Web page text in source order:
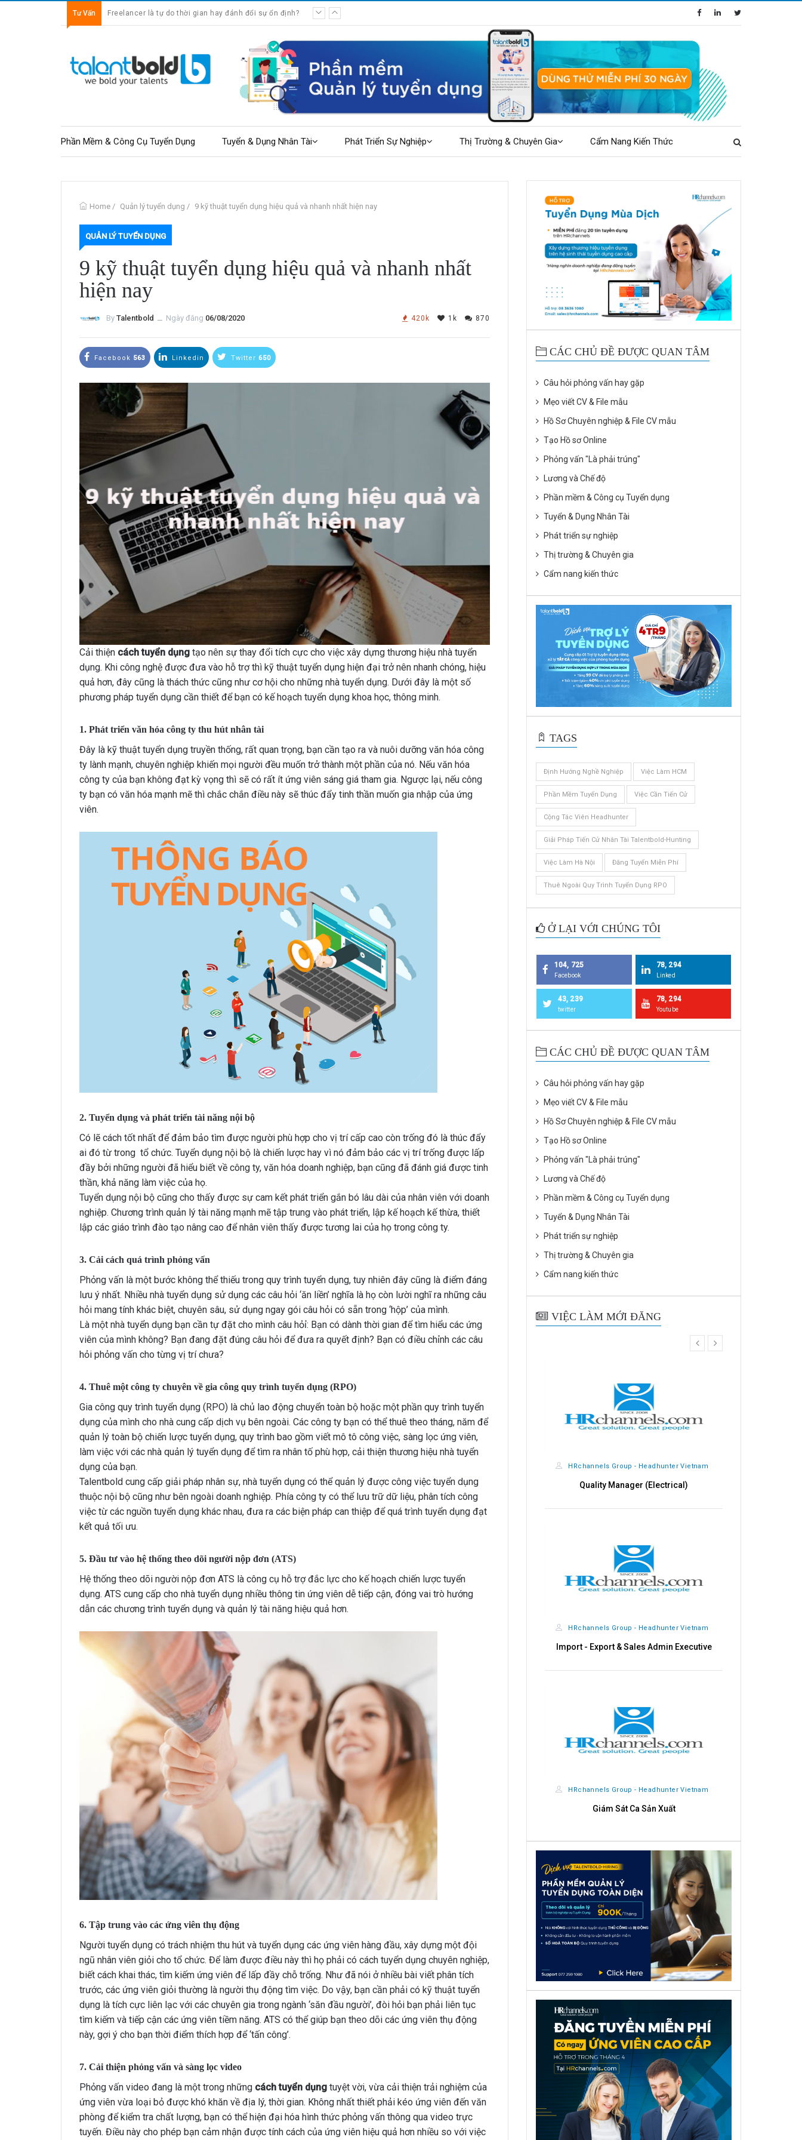
Tư Vấn Gig Economy và Freelancer: Sự thay đổi của thế giới việc làm
Phần Mềm & Công Cụ Tuyển Dụng Tuyển & Dụng Nhân Tài Phát Triển Sự Nghiệp Thị Trường & Chuyên Gia Cẩm Nang Kiến Thức
Home / Quản lý tuyển dụng / 9 kỹ thuật tuyển dụng hiệu quả và nhanh nhất hiện nay
QUẢN LÝ TUYỂN DỤNG
9 kỹ thuật tuyển dụng hiệu quả và nhanh nhất
hiện nay
By Talentbold ــ Ngày đăng 06/08/2020 420k 1k 870
Facebook 563 Linkedin Twitter 650
Cải thiện cách tuyển dụng tạo nên sự thay đổi tích cực cho việc xây dựng thương hiệu nhà tuyển
dụng. Khi công nghệ được đưa vào hỗ trợ thì kỹ thuật tuyển dụng hiện đại trở nên nhanh chóng, hiệu
quả hơn, đây cũng là thách thức cũng như cơ hội cho những nhà tuyển dụng. Dưới đây là một số
phương pháp tuyển dụng cần thiết để bạn có kế hoạch tuyển dụng khoa học, thông minh.
1. Phát triển văn hóa công ty thu hút nhân tài
Đây là kỹ thuật tuyển dụng truyền thống, rất quan trọng, bạn cần tạo ra và nuôi dưỡng văn hóa công
ty lành mạnh, chuyên nghiệp khiến mọi người đều muốn trở thành một phần của nó. Nếu văn hóa
công ty của bạn không đạt kỳ vọng thì sẽ có rất ít ứng viên sáng giá tham gia. Ngược lại, nếu công
ty bạn có văn hóa mạnh mẽ thì chắc chắn điều này sẽ thúc đẩy tinh thần muốn gia nhập của ứng
viên.
2. Tuyển dụng và phát triển tài năng nội bộ
Có lẽ cách tốt nhất để đảm bảo tìm được người phù hợp cho vị trí cấp cao còn trống đó là thúc đẩy
ai đó từ trong tổ chức. Tuyển dụng nội bộ là chiến lược hay vì nó đảm bảo các vị trí trống được lấp
đầy bởi những người đã hiểu biết về công ty, văn hóa doanh nghiệp, bạn cũng đã đánh giá được tinh
thần, khả năng làm việc của họ.
Tuyển dụng nội bộ cũng cho thấy được sự cam kết phát triển gắn bó lâu dài của nhân viên với doanh
nghiệp. Chương trình quản lý tài năng mạnh mẽ tập trung vào phát triển, lập kế hoạch kế thừa, thiết
lập các giáo trình đào tạo nâng cao để nhân viên thấy được tương lai của họ trong công ty.
3. Cải cách quá trình phỏng vấn
Phỏng vấn là một bước không thể thiếu trong quy trình tuyển dụng, tuy nhiên đây cũng là điểm đáng
lưu ý nhất. Nhiều nhà tuyển dụng sử dụng các câu hỏi ‘ăn liền’ nghĩa là họ còn lười nghĩ ra những câu
hỏi mang tính khác biệt, chuyên sâu, sử dụng ngay gói câu hỏi có sẵn trong ‘hộp’ của mình.
Là một nhà tuyển dụng bạn cần tự đặt cho mình câu hỏỉ: Bạn có dành thời gian để tìm hiểu các ứng
viên của mình không? Bạn đang đặt đúng câu hỏi để đưa ra quyết định? Bạn có điều chỉnh các câu
hỏi phỏng vấn cho từng vị trí chưa?
4. Thuê một công ty chuyên về gia công quy trình tuyển dụng (RPO)
Gia công quy trình tuyển dụng (RPO) là chủ lao động chuyển toàn bộ hoặc một phần quy trình tuyển
dụng của mình cho nhà cung cấp dịch vụ bên ngoài. Các công ty bạn có thể thuê theo tháng, năm để
quản lý toàn bộ chiến lược tuyển dụng, quy trình bao gồm viết mô tô công việc, sàng lọc ứng viên,
làm việc với các nhà quản lý tuyển dụng để tìm ra nhân tố phù hợp, cải thiện thương hiệu nhà tuyển
dụng của bạn.
Talentbold cung cấp giải pháp nhân sự, nhà tuyển dụng có thể quản lý được công việc tuyển dụng
thuộc nội bộ cũng như bên ngoài doanh nghiệp. Phía công ty có thể lưu trữ dữ liệu, phân tích công
việc từ các nguồn tuyển dụng khác nhau, đưa ra các biện pháp can thiệp để quá trình tuyển dụng đạt
kết quả tối ưu.
5. Đầu tư vào hệ thống theo dõi người nộp đơn (ATS)
Hệ thống theo dõi người nộp đơn ATS là công cụ hỗ trợ đắc lực cho kế hoạch chiến lược tuyển
dụng. ATS cung cấp cho nhà tuyển dụng nhiều thông tin ứng viên dễ tiếp cận, đóng vai trò hướng
dẫn các chương trình tuyển dụng và quản lý tài năng hiệu quả hơn.
6. Tập trung vào các ứng viên thụ động
Người tuyển dụng có trách nhiệm thu hút và tuyển dụng các ứng viên hàng đầu, xây dựng một đội
ngũ nhân viên giỏi cho tổ chức. Để làm được điều này thì họ phải có cách tuyển dụng chuyên nghiệp,
biết cách khai thác, tìm kiếm ứng viên để lấp đầy chỗ trống. Như đã nói ở nhiều bài viết phân tích
trước, các ứng viên giỏi thường là người thụ động tìm việc. Do vậy, bạn cần phải có kỹ thuật tuyển
dụng là tích cực liên lạc với các chuyên gia trong ngành ‘săn đầu người’, đòi hỏi bạn phải liên tục
tìm kiếm và tiếp cận các ứng viên tiềm năng. ATS có thể giúp bạn theo dõi các ứng viên thụ động
này, gợi ý cho bạn thời điểm thích hợp để ‘tấn công’.
7. Cải thiện phỏng vấn và sàng lọc video
Phỏng vấn video đang là một trong những cách tuyển dụng tuyệt vời, vừa cải thiện trải nghiệm của
ứng viên vừa loại bỏ được khó khăn về địa lý, thời gian. Không nhất thiết phải kéo ứng viên đến văn
phòng để kiểm tra chất lượng, bạn có thể hiện đại hóa hình thức phỏng vấn thông qua video trực
tuyến. Điều này cho phép bạn cảm nhận được tính cách của ứng viên hiệu quả hơn nhiều so với việc
CÁC CHỦ ĐỀ ĐƯỢC QUAN TÂM
Câu hỏi phỏng vấn hay gặp
Mẹo viết CV & File mẫu
Hồ Sơ Chuyên nghiệp & File CV mẫu
Tạo Hồ sơ Online
Phỏng vấn "Là phải trúng"
Lương và Chế độ
Phần mềm & Công cụ Tuyển dụng
Tuyển & Dụng Nhân Tài
Phát triển sự nghiệp
Thị trường & Chuyên gia
Cẩm nang kiến thức
TAGS
Định Hướng Nghề Nghiệp Việc Làm HCM
Phần Mềm Tuyển Dụng Việc Cần Tiến Cử
Cộng Tác Viên Headhunter
Giải Pháp Tiến Cử Nhân Tài Talentbold-Hunting
Việc Làm Hà Nội Đăng Tuyển Miễn Phí
Thuê Ngoài Quy Trình Tuyển Dụng RPO
Ở LẠI VỚI CHÚNG TÔI
104, 725
Facebook
78, 294
Linked
43, 239
twitter
78, 294
Youtube
CÁC CHỦ ĐỀ ĐƯỢC QUAN TÂM
Câu hỏi phỏng vấn hay gặp
Mẹo viết CV & File mẫu
Hồ Sơ Chuyên nghiệp & File CV mẫu
Tạo Hồ sơ Online
Phỏng vấn "Là phải trúng"
Lương và Chế độ
Phần mềm & Công cụ Tuyển dụng
Tuyển & Dụng Nhân Tài
Phát triển sự nghiệp
Thị trường & Chuyên gia
Cẩm nang kiến thức
VIỆC LÀM MỚI ĐĂNG
Project Electrical Engineer
Phiên Dịch Anh - Trung
HRchannels Group - Headhunter Vietnam
Merchandise Manager
Finance Manager (Manufacturing)
HRchannels Group - Headhunter Vietnam
HRchannels Group - Headhunter Vietnam
Quality Manager (Electrical)
HRchannels Group - Headhunter Vietnam
Import - Export & Sales Admin Executive
HRchannels Group - Headhunter Vietnam
Giám Sát Ca Sản Xuất
prev